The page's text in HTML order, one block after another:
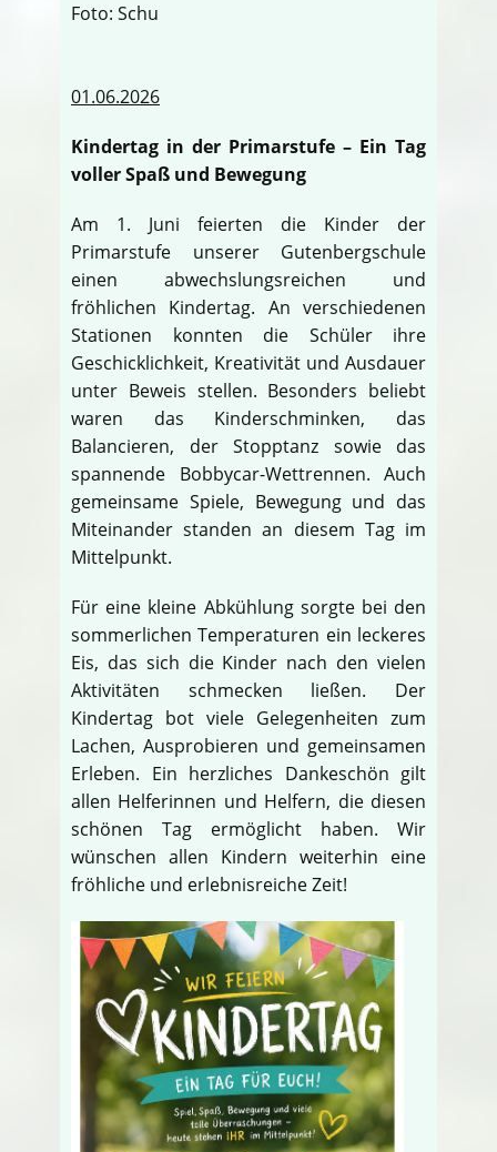
Foto: Schu
01.06.2026
Kindertag in der Primarstufe – Ein Tag
voller Spaß und Bewegung
Am 1. Juni feierten die Kinder der
Primarstufe unserer Gutenbergschule
einen abwechslungsreichen und
fröhlichen Kindertag. An verschiedenen
Stationen konnten die Schüler ihre
Geschicklichkeit, Kreativität und Ausdauer
unter Beweis stellen. Besonders beliebt
waren das Kinderschminken, das
Balancieren, der Stopptanz sowie das
spannende Bobbycar-Wettrennen. Auch
gemeinsame Spiele, Bewegung und das
Miteinander standen an diesem Tag im
Mittelpunkt.
Für eine kleine Abkühlung sorgte bei den
sommerlichen Temperaturen ein leckeres
Eis, das sich die Kinder nach den vielen
Aktivitäten schmecken ließen. Der
Kindertag bot viele Gelegenheiten zum
Lachen, Ausprobieren und gemeinsamen
Erleben. Ein herzliches Dankeschön gilt
allen Helferinnen und Helfern, die diesen
schönen Tag ermöglicht haben. Wir
wünschen allen Kindern weiterhin eine
fröhliche und erlebnisreiche Zeit!